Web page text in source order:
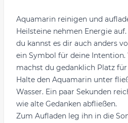
Aquamarin reinigen und
Heilsteine nehmen Energie
du kannst es dir auch anders
ein Symbol für deine
machst du gedanklich Platz für
Halte den Aquamarin unter
Wasser. Ein paar Sekunden
wie alte Gedanken abfließen.
Zum Aufladen leg ihn in die